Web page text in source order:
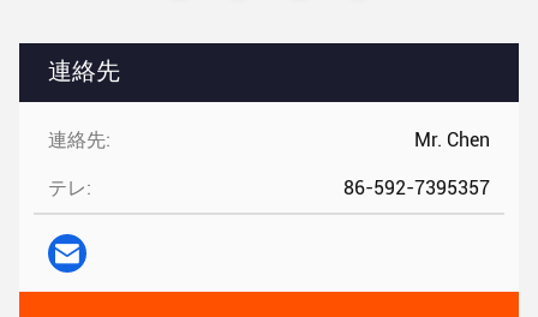
連絡先
連絡先: Mr. Chen
テレ: 86-592-7395357